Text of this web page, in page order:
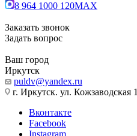
8 964 1000 120MAX
Заказать звонок
Задать вопрос
Ваш город
Иркутск
puldv@yandex.ru
г. Иркутск. ул. Кожзаводская 1
Вконтакте
Facebook
Instagram